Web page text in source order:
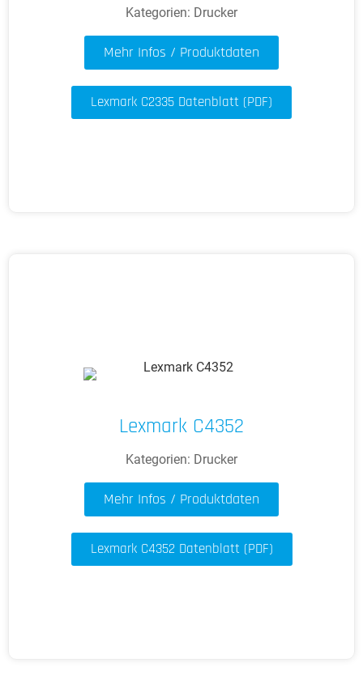
Kategorien: Drucker
Mehr Infos / Produktdaten
Lexmark C2335 Datenblatt (PDF)
Lexmark C4352
Kategorien: Drucker
Mehr Infos / Produktdaten
Lexmark C4352 Datenblatt (PDF)